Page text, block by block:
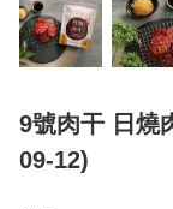
9號肉干 日燒
09-12)